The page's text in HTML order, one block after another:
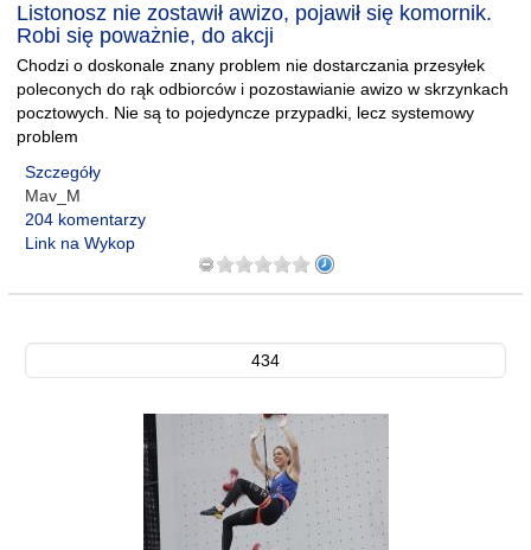
Listonosz nie zostawił awizo, pojawił się komornik.
Robi się poważnie, do akcji
Chodzi o doskonale znany problem nie dostarczania przesyłek
poleconych do rąk odbiorców i pozostawianie awizo w skrzynkach
pocztowych. Nie są to pojedyncze przypadki, lecz systemowy
problem
Szczegóły
Mav_M
204 komentarzy
Link na Wykop
434